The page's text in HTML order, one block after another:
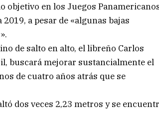
objetivo en los Juegos
a pesar de «algunas bajas
de salto en alto, el libreño Carlos
buscará mejorar sustancialmente el
de cuatro años atrás que se
dos veces 2,23 metros y se